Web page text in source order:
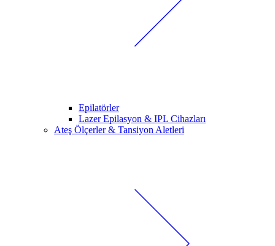
Epilatörler
Lazer Epilasyon & IPL Cihazları
Ateş Ölçerler & Tansiyon Aletleri